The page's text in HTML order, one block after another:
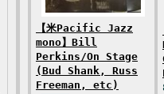
【米Pacific Jazz
mono】Bill
Perkins/On Stage
(Bud Shank, Russ
Freeman, etc)